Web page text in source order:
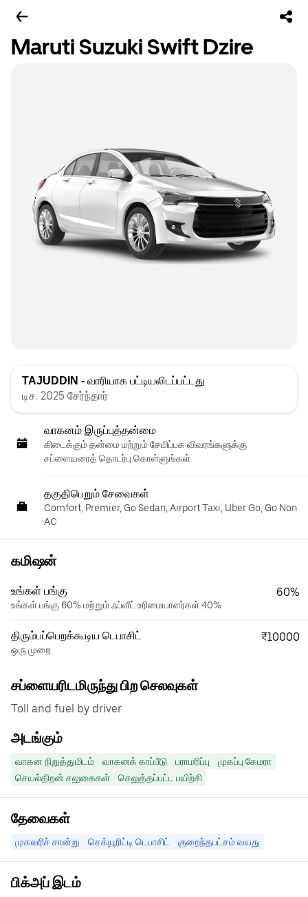
Maruti Suzuki Swift Dzire
TAJUDDIN - வாரியாக பட்டியலிடப்பட்டது
டிச. 2025 சேர்ந்தார்
வாகனம் இருப்புத்தன்மை
கிடைக்கும் தன்மை மற்றும் சேமிப்பக விவரங்களுக்கு
சப்ளையரைத் தொடர்பு கொள்ளுங்கள்
தகுதிபெறும் சேவைகள்
Comfort, Premier, Go Sedan, Airport Taxi, Uber Go, Go Non
AC
கமிஷன்
உங்கள் பங்கு
உங்கள் பங்கு 60% மற்றும் ஃப்ளீட் உரிமையாளர்கள் 40%
60%
திரும்பப்பெறக்கூடிய டெபாசிட்
ஒரு முறை
₹10000
சப்ளையரிடமிருந்து பிற செலவுகள்
Toll and fuel by driver
அடங்கும்
வாகன நிறுத்துமிடம் வாகனக் காப்பீடு பராமரிப்பு
முகப்பு கேமரா
செயல்திறன் சலுகைகள்
செலுத்தப்பட்ட பயிற்சி
தேவைகள்
முகவரிச் சான்று செக்யூரிட்டி டெபாசிட் குறைந்தபட்சம் வயது
பிக்அப் இடம்